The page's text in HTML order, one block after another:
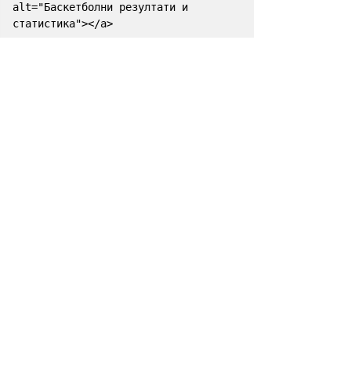
alt="Баскетболни резултати и
статистика"></a>